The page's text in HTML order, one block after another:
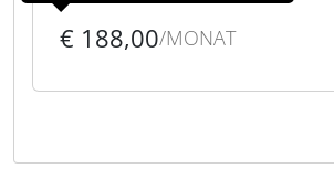
€ 188,00/MONAT